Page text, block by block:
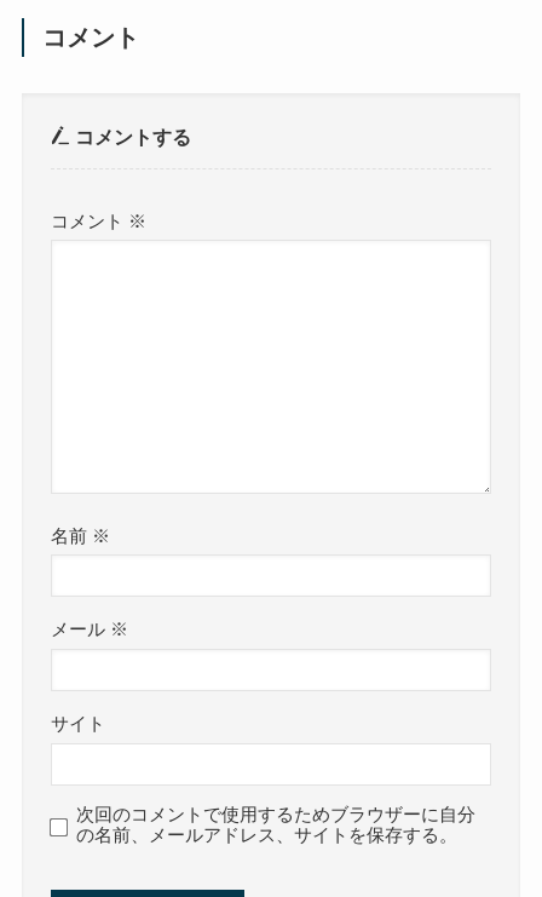
コメント
コメントする
コメント ※
名前 ※
メール ※
サイト
次回のコメントで使用するためブラウザーに自分
の名前、メールアドレス、サイトを保存する。